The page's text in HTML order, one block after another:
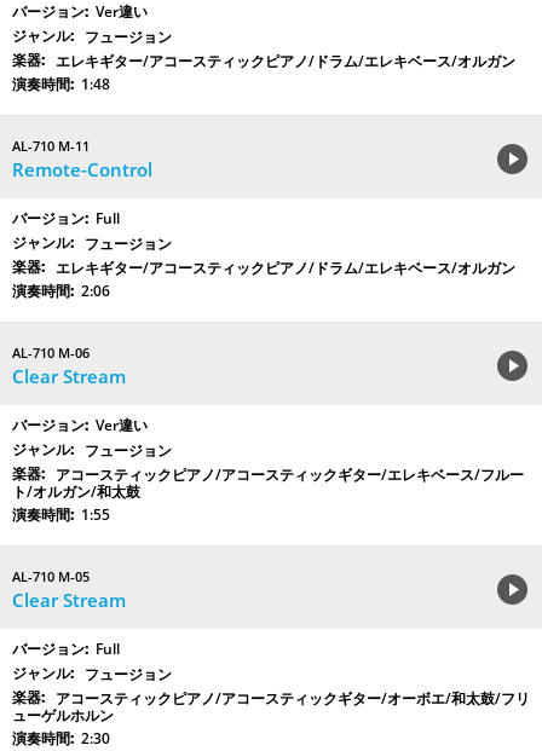
Ver違い
フュージョン
エレキギター/アコースティックピアノ/ドラム/エレキベース/オルガン
1:48
AL-710 M-11
Remote-Control
Full
フュージョン
エレキギター/アコースティックピアノ/ドラム/エレキベース/オルガン
2:06
AL-710 M-06
Clear Stream
Ver違い
フュージョン
アコースティックピアノ/アコースティックギター/エレキベース/フルー
ト/オルガン/和太鼓
1:55
AL-710 M-05
Clear Stream
Full
フュージョン
アコースティックピアノ/アコースティックギター/オーボエ/和太鼓/フリ
ューゲルホルン
2:30